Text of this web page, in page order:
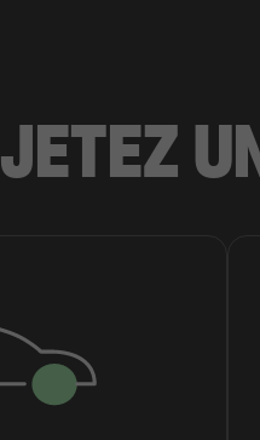
JETEZ